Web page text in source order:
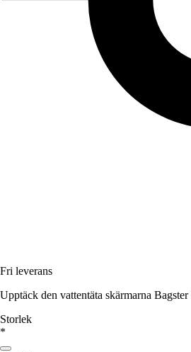
Fri leverans
Upptäck den vattentäta skärmarna
Storlek
*